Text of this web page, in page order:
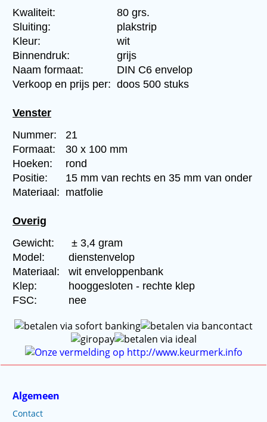
Kwaliteit:
80 grs.
Sluiting:
plakstrip
Kleur:
wit
Binnendruk:
grijs
Naam formaat:
DIN C6 envelop
Verkoop en prijs per: doos 500 stuks
Venster
Nummer:
21
Formaat:
30 x 100 mm
Hoeken:
rond
Positie:
15 mm van rechts en 35 mm van onder
Materiaal: matfolie
Overig
Gewicht:
± 3,4 gram
Model:
dienstenvelop
Materiaal: wit enveloppenbank
Klep:
hooggesloten - rechte klep
FSC:
nee
Algemeen
Contact